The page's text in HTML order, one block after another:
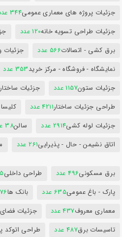
جزئیات پروژه های معماری عمومی344 عدد
جزئیات طراحی تسویه خانه120 عدد
برق کشی - اتصالات566 عدد
نمایشگاه - فروشگاه - مرکز خرید353 عدد
جزئیات ستون1157 عدد جزئیات ساختار
طراحی جزئیات ساختار4211 عدد
جزئیات لوله کشی2914 عدد سالن38 عدد
اتاق نشیمن - حال - پذیرایی261 عدد
برق مسکونی496 عدد طراحی داخلی
پارک - باغ عمومی635 عدد بانک ها276
معماری معروف437 عدد جزئیات
تاسیسات برق487 عدد طراحی اتوکد